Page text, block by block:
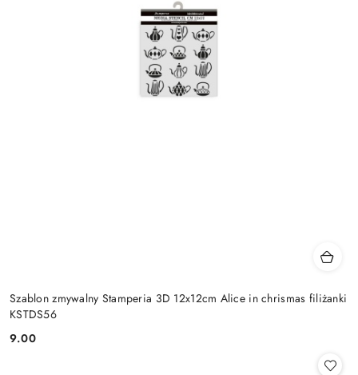
Szablon zmywalny Stamperia 3D 12x12cm Alice in chrismas filiżanki
KSTDS56
Cena:
9.00